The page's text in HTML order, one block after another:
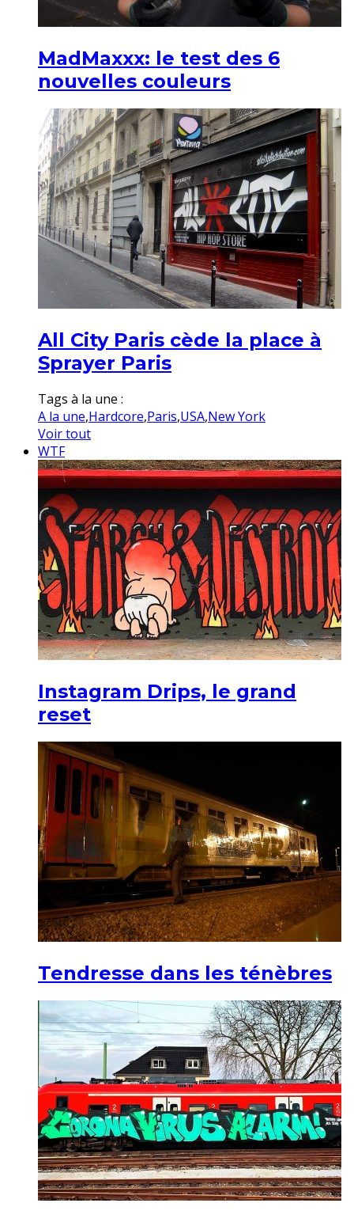
MadMaxxx: le test des 6
nouvelles couleurs
All City Paris cède la place à
Sprayer Paris
Tags à la une :
A la une,Hardcore,Paris,USA,New York
Voir tout
WTF
Instagram Drips, le grand
reset
Tendresse dans les ténèbres